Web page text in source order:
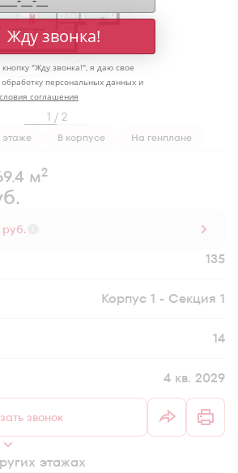
1 / 2
В корпусе На генплане
м2
руб.
135
Корпус 1 - Секция 1
14
4 кв. 2029
звонок
этажах
Жду звонка!
"Жду звонка!", я даю свое
обработку персональных данных и
соглашения